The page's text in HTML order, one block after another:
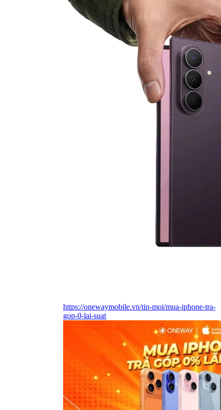
https://onewaymobile.vn/tin-moi/mua-iphone-tra-
gop-0-lai-suat